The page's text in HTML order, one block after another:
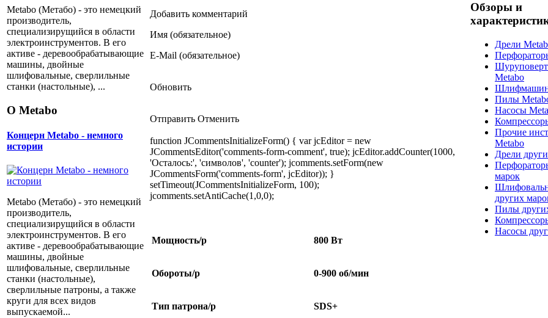
Metabo (Метабо) - это немецкий
производитель,
специализирущийся в области
электроинструментов. В его
активе - деревообрабатывающие
машины, двойные
шлифовальные, сверлильные
станки (настольные), ...
О Metabo
Концерн Metabo - немного
истории
Metabo (Метабо) - это немецкий
производитель,
специализирущийся в области
электроинструментов. В его
активе - деревообрабатывающие
машины, двойные
шлифовальные, сверлильные
станки (настольные),
сверлильные патроны, а также
круги для всех видов
выпускаемой...
Добавить комментарий
Имя (обязательное)
E-Mail (обязательное)
Обновить
Отправить Отменить
function JCommentsInitializeForm() { var jcEditor = new
JCommentsEditor('comments-form-comment', true); jcEditor.addCounter(1000,
'Осталось:', 'символов', 'counter'); jcomments.setForm(new
JCommentsForm('comments-form', jcEditor)); }
setTimeout(JCommentsInitializeForm, 100);
jcomments.setAntiCache(1,0,0);
Мощность/p 800 Вт
Обороты/p 0-900 об/мин
Тип патрона/p SDS+
Обзоры и
Дрели
Metabo
Пилы
Насосы
Прочие
Metabo
Дрели
марок
других
Пилы
Насосы